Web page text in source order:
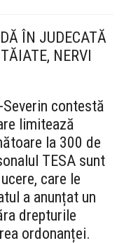
ÎN JUDECATĂ
NERVI
contestă
limitează
la 300 de
TESA sunt
care le
a anunțat un
drepturile
ordonanței.